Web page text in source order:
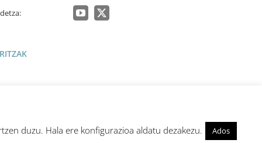
duzu. Hala ere konfigurazioa aldatu dezakezu. Ados